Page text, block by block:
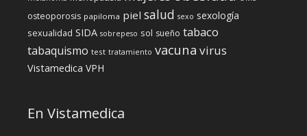
osteoporosis papiloma piel salud sexo sexología
sexualidad SIDA sobrepeso sol sueño tabaco
tabaquismo test tratamiento vacuna virus
Vistamedica VPH
En Vistamedica